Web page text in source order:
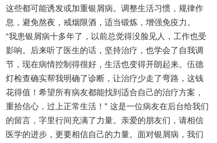
这些都可能诱发或加重银屑病。调整生活习惯，规律作
息，避免熬夜，戒烟限酒，适当锻炼，增强免疫力。
“我患银屑病十多年了，以前总觉得没脸见人，工作也受
影响。后来听了医生的话，坚持治疗，也学会了自我调
节，现在病情控制得很好，生活也变得开朗起来。伍德
灯检查确实帮我明确了诊断，让治疗少走了弯路，这钱
花得值！希望所有病友都能找到适合自己的治疗方案，
重拾信心，过上正常生活！” 这是一位病友在后台给我们
的留言，字里行间充满了力量。亲爱的朋友们，请相信
医学的进步，更要相信自己的力量。面对银屑病，我们